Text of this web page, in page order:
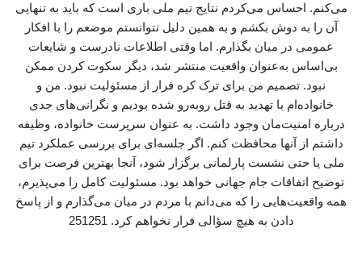
می‌کنم. احساس می‌کردم نتایج تیم ملی باری است که باید به تنهایی
آن را به دوش بکشم و به همین دلیل نتوانستم موضعم را با افکار
عمومی در میان بگذارم. اما وقتی اطلاعات نادرست و شایعات
بی‌اساس به‌عنوان واقعیت منتشر شد، دیگر سکوت کردن ممکن
نبود. تصمیم من برای ترک کره فرار از مسئولیت نبود. من و
خانواده‌ام با تهدید به قتل روبه‌رو شده بودیم و نگرانی‌های جدی
درباره امنیت‌مان وجود داشت. به عنوان سرپرست خانواده، وظیفه
داشتم از آنها محافظت کنم. اگر جلسه‌ای برای بررسی عملکرد تیم
ملی یا حتی نشست پارلمانی برگزار شود، آنجا بهترین فرصت برای
توضیح اتفاقات جام جهانی خواهد بود. مسئولیت کامل را می‌پذیرم،
همه واقعیت‌هایی را که می‌دانم با مردم در میان می‌گذارم و از پاسخ
دادن به هیچ سؤالی فرار نخواهم کرد. 251251